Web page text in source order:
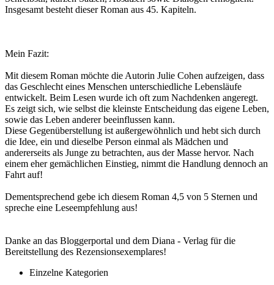
Insgesamt besteht dieser Roman aus 45. Kapiteln.
Mein Fazit:
Mit diesem Roman möchte die Autorin Julie Cohen aufzeigen, dass
das Geschlecht eines Menschen unterschiedliche Lebensläufe
entwickelt. Beim Lesen wurde ich oft zum Nachdenken angeregt.
Es zeigt sich, wie selbst die kleinste Entscheidung das eigene Leben,
sowie das Leben anderer beeinflussen kann.
Diese Gegenüberstellung ist außergewöhnlich und hebt sich durch
die Idee, ein und dieselbe Person einmal als Mädchen und
andererseits als Junge zu betrachten, aus der Masse hervor. Nach
einem eher gemächlichen Einstieg, nimmt die Handlung dennoch an
Fahrt auf!
Dementsprechend gebe ich diesem Roman 4,5 von 5 Sternen und
spreche eine Leseempfehlung aus!
Danke an das Bloggerportal und dem Diana - Verlag für die
Bereitstellung des Rezensionsexemplares!
Einzelne Kategorien